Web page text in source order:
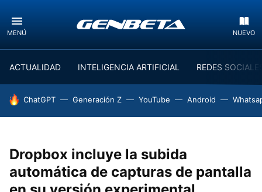
MENÚ NUEVO
ACTUALIDAD INTELIGENCIA ARTIFICIAL REDES
HOY SE HABLA DE
ChatGPT Generación Z YouTube Android
Dropbox incluye la subida
automática de capturas de pantalla